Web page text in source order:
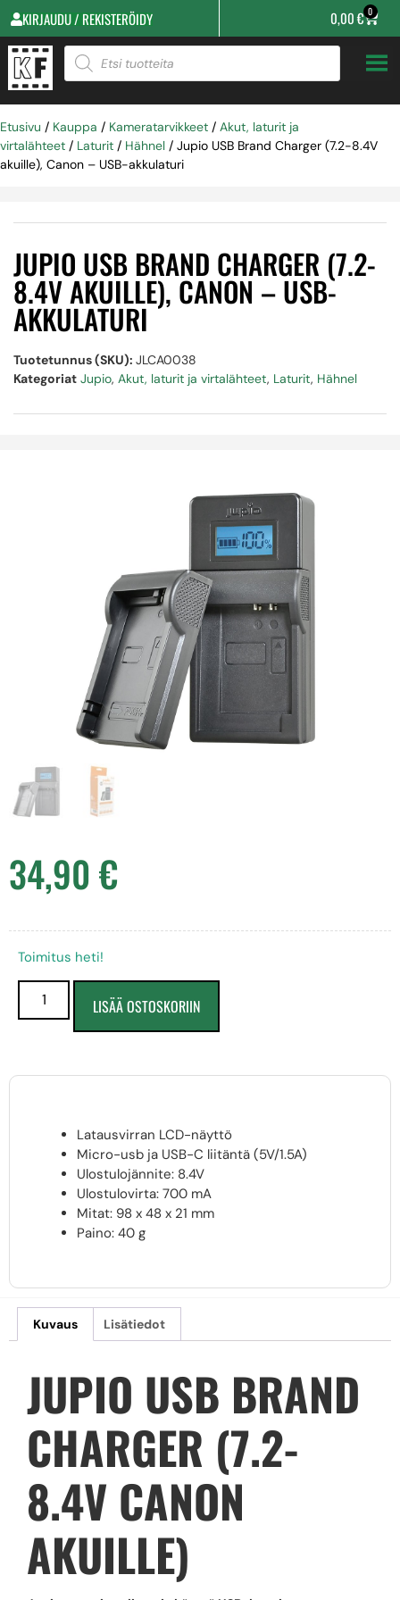
KIRJAUDU / REKISTERÖIDY 0,00€ 0
Etusivu / Kauppa / Kameratarvikkeet / Akut, laturit ja
virtalähteet / Laturit / Hähnel / Jupio USB Brand Charger (7.2-8.4V
akuille), Canon – USB-akkulaturi
JUPIO USB BRAND CHARGER (7.2-
8.4V AKUILLE), CANON – USB-
AKKULATURI
Tuotetunnus (SKU): JLCA0038
Kategoriat Jupio, Akut, laturit ja virtalähteet, Laturit, Hähnel
34,90€
Toimitus heti!
LISÄÄ OSTOSKORIIN
Latausvirran LCD-näyttö
Micro-usb ja USB-C liitäntä (5V/1.5A)
Ulostulojännite: 8.4V
Ulostulovirta: 700 mA
Mitat: 98 x 48 x 21 mm
Paino: 40 g
Kuvaus Lisätiedot
JUPIO USB BRAND
CHARGER (7.2-
8.4V CANON
AKUILLE)